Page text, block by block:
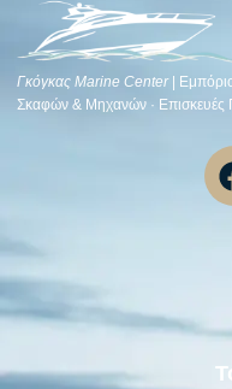
Γκόγκας Μarine Center|
Σκαφών & Μηχανών · Επισκευές